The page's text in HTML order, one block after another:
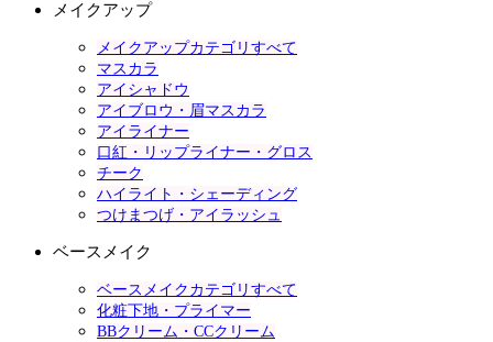
メイクアップ
メイクアップカテゴリすべて
マスカラ
アイシャドウ
アイブロウ・眉マスカラ
アイライナー
口紅・リップライナー・グロス
チーク
ハイライト・シェーディング
つけまつげ・アイラッシュ
ベースメイク
ベースメイクカテゴリすべて
化粧下地・プライマー
BBクリーム・CCクリーム